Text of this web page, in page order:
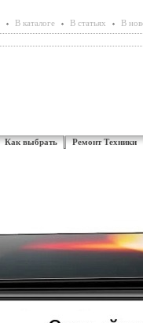
В каталоге В статьях В
Как выбрать Ремонт Техники